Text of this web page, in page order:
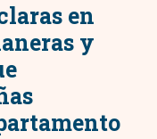
en
y